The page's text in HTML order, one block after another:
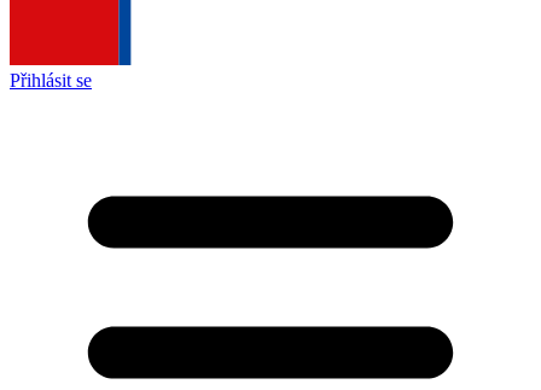
Přihlásit se